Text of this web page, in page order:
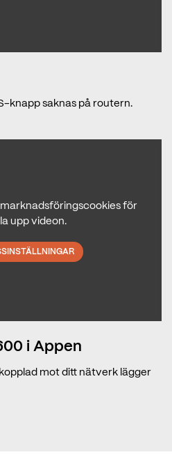
knapp saknas på routern.
för
upp videon.
i Appen
mot ditt nätverk lägger